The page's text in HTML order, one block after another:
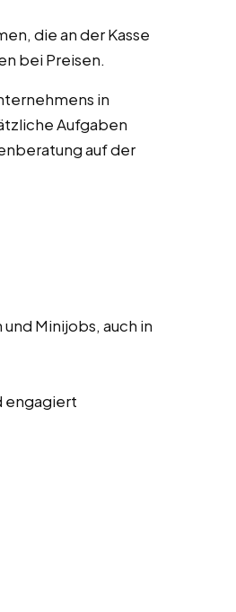
die an der Kasse
bei Preisen.
in
Aufgaben
auf der
Minijobs, auch in
engagiert